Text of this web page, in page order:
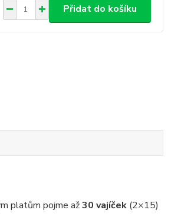
Přidat do košíku
platům pojme až30 vajíček(2×15)